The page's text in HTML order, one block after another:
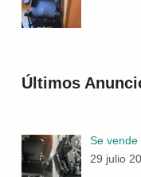
Últimos
Se vende
29 julio